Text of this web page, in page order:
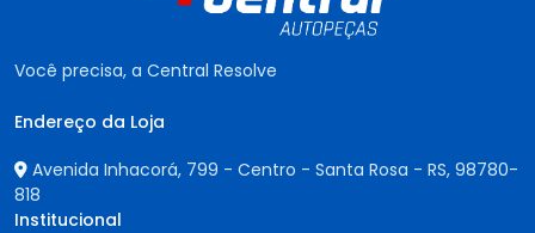
Você precisa, a Central Resolve
Endereço da Loja
Avenida Inhacorá, 799 - Centro - Santa Rosa - RS, 98780-
818
Institucional